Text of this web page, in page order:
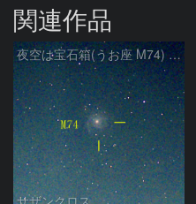
関連作品
夜空は宝石箱(うお座 M74) Seestar50
サザンクロス